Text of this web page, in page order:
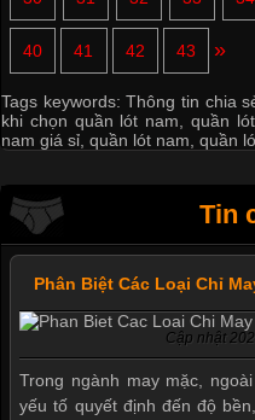
40 41 42 43 »
Tags keywords:Thông tin chia
khi chọn quần lót nam
quần
nam giá sỉ quần lót nam quần
Tin
Phân Biệt Các Loại Chỉ
Cập nhật
Trong ngành may mặc,
yếu tố quyết định đến độ